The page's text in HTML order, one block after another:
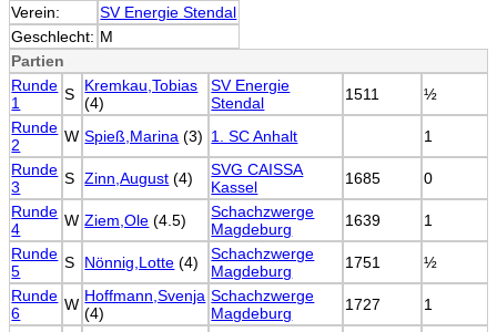
Verein:
SV Energie Stendal
Geschlecht: M
Partien
Runde
1
S
Kremkau,Tobias
(4)
SV Energie
Stendal
1511
½
Runde
2
W Spieß,Marina (3) 1. SC Anhalt
1
Runde
3
S Zinn,August (4)
SVG CAISSA
Kassel
1685
0
Runde
4
W Ziem,Ole (4.5)
Schachzwerge
Magdeburg
1639
1
Runde
5
S Nönnig,Lotte (4)
Schachzwerge
Magdeburg
1751
½
Runde
6
W Hoffmann,Svenja
(4)
Schachzwerge
Magdeburg
1727
1